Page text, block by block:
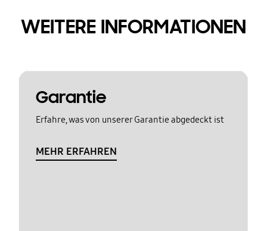
WEITERE INFORMATIONEN
Garantie
Erfahre, was von unserer Garantie abgedeckt ist
MEHR ERFAHREN